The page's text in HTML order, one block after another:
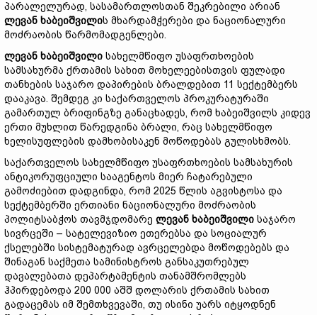
პარალელურად, სასამართლოსთან შეკრებილი არიან
ლევან ხაბეიშვილის მხარდამჭერები და ნაციონალური
მოძრაობის წარმომადგენლები.
ლევან ხაბეიშვილი სახელმწიფო უსაფრთხოების
სამსახურმა ქრთამის სახით მოხელეებისთვის ფულადი
თანხების საჯარო დაპირების ბრალდებით 11 სექტემბერს
დააკავა. შემდეგ კი საქართველოს პროკურატურაში
გამართულ ბრიფინგზე განაცხადეს, რომ ხაბეიშვილს კიდევ
ერთი მუხლით წარედგინა ბრალი, რაც სახელმწიფო
ხელისუფლების დამხობისაკენ მოწოდებას გულისხმობს.
საქართველოს სახელმწიფო უსაფრთხოების სამსახურის
ანტიკორუფციული სააგენტოს მიერ ჩატარებული
გამოძიებით დადგინდა, რომ 2025 წლის აგვისტოსა და
სექტემბერში ერთიანი ნაციონალური მოძრაობის
პოლიტსაბჭოს თავმჯდომარე ლევან ხაბეიშვილი საჯარო
სივრცეში – სატელევიზიო ეთერებსა და სოციალურ
ქსელებში სისტემატურად ავრცელებდა მოწოდებებს და
შინაგან საქმეთა სამინისტროს განსაკუთრებულ
დავალებათა დეპარტამენტის თანამშრომლებს
ჰპირდებოდა 200 000 აშშ დოლარის ქრთამის სახით
გადაცემას იმ შემთხვევაში, თუ ისინი უარს იტყოდნენ